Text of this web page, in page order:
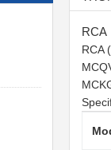
RCA
RCA